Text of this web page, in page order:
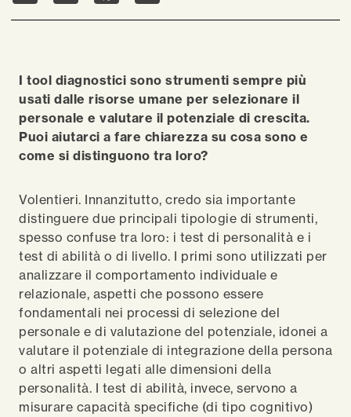
I tool diagnostici sono strumenti sempre più
usati dalle risorse umane per selezionare il
personale e valutare il potenziale di crescita.
Puoi aiutarci a fare chiarezza su cosa sono e
come si distinguono tra loro?
Volentieri. Innanzitutto, credo sia importante
distinguere due principali tipologie di strumenti,
spesso confuse tra loro: i test di personalità e i
test di abilità o di livello. I primi sono utilizzati per
analizzare il comportamento individuale e
relazionale, aspetti che possono essere
fondamentali nei processi di selezione del
personale e di valutazione del potenziale, idonei a
valutare il potenziale di integrazione della persona
o altri aspetti legati alle dimensioni della
personalità. I test di abilità, invece, servono a
misurare capacità specifiche (di tipo cognitivo)